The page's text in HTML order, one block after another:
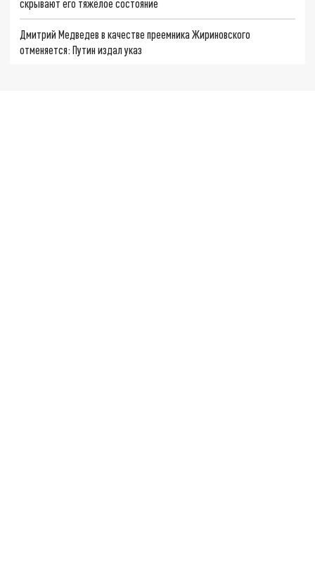
скрывают его тяжёлое состояние
Дмитрий Медведев в качестве преемника Жириновского
отменяется: Путин издал указ